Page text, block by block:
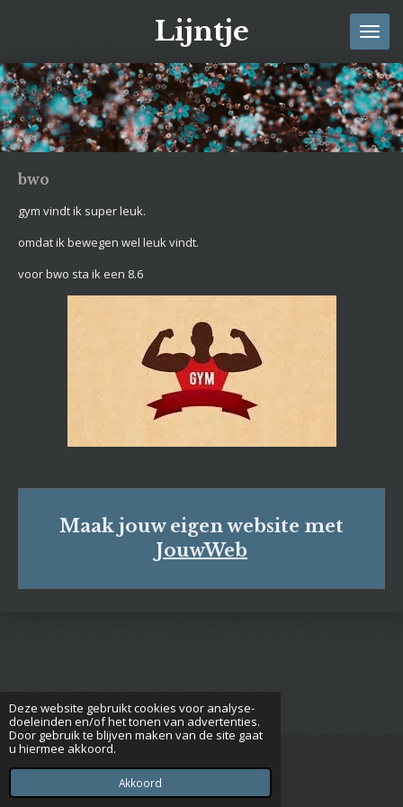
Deze website gebruikt cookies voor analyse-
doeleinden en/of het tonen van advertenties.
Door gebruik te blijven maken van de site gaat
u hiermee akkoord.
Akkoord
de
hoofdinhoud
Lijntje
bwo
gym vindt ik super leuk.
omdat ik bewegen wel leuk vindt.
voor bwo sta ik een 8.6
Maak jouw eigen website met
JouwWeb